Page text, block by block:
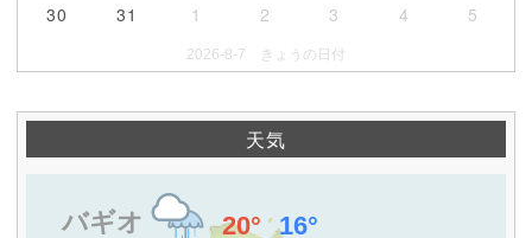
30
31 1 2 3 4 5
2026-8-7 きょうの日付
天気